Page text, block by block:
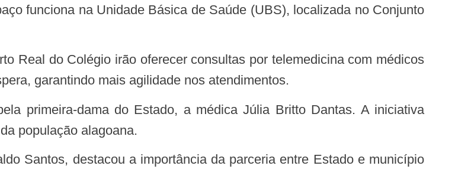
funciona na Unidade Básica de Saúde (UBS), localizada no Conjunto
garantindo mais agilidade nos atendimentos.
população alagoana.